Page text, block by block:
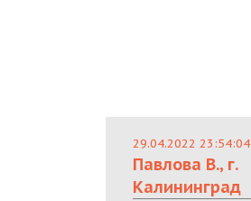
29.04.2022 23:54:04
Павлова В., г.
Калининград